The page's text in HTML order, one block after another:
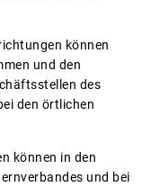
können
und den
des
den örtlichen
können in den
und bei